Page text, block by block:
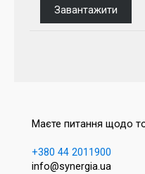
Завантажити
Маєте питання щодо
+380 44 2011900
info@synergia.ua